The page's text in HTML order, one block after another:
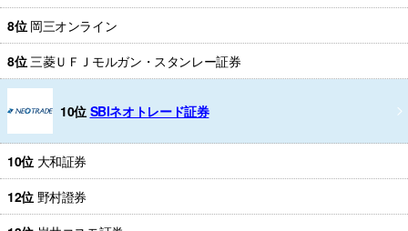
8位 岡三オンライン
8位 三菱ＵＦＪモルガン・スタンレー証券
10位 SBIネオトレード証券
10位 大和証券
12位 野村證券